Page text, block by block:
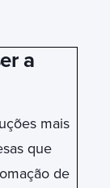
a
mais
que
de